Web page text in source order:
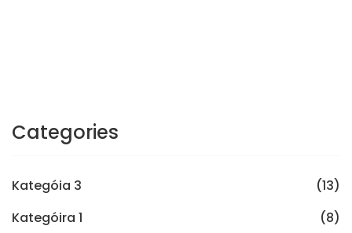
Categories
Kategóia 3
(13)
Kategóira 1
(8)